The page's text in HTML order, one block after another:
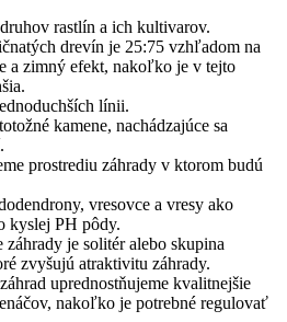
rastlín a ich kultivarov.
drevín je 25:75 vzhľadom na
a zimný efekt, nakoľko je v tejto
línii.
kamene, nachádzajúce sa
prostrediu záhrady v ktorom budú
vresovce a vresy ako
kyslej PH pôdy.
je solitér alebo skupina
zvyšujú atraktivitu záhrady.
uprednostňujeme kvalitnejšie
nakoľko je potrebné regulovať